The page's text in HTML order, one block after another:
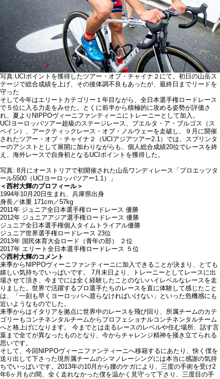
写真:UCIポイントを獲得したツアー・オブ・チャイナ２にて。初日の山岳ス
テージで総合成績を上げ、その後体調不良もあったが、最終日までリードを
守った
そして今年はエリートカテゴリー１年目ながら、全日本選手権ロードレース
で５位に入る力走をみせた。とくに前半から積極的に攻める姿勢が評価さ
れ、夏よりNIPPOヴィーニファンティーニにトレーニーとして加入。
UCIヨーロッパツアー超級のステージレース、ブエルタ・ア・ブルゴス（ス
ペイン）、アークティックレース・オブ・ノルウェーを走破し、９月に開催
されたツアー・オブ・チャイナ２（UCIアジアツアー2.1）では、スプリンタ
ーのアシストとして展開に加わりながらも、個人総合成績20位でレースを終
え、海外レースで自身初となるUCIポイントを獲得した。
写真: 8月にオーストリアで初開催された山岳ワンディレース「プロエッツタ
ール5500（UCIヨーロッパツアー1.1）」
＜西村大輝のプロフィール＞
1994年10月20日生まれ、兵庫県出身
身長／体重 171cm／57kg
2011年 ジュニア全日本選手権ロードレース 優勝
2012年 ジュニアアジア選手権ロードレース 優勝
ジュニア全日本選手権個人タイムトライアル優勝
ジュニア世界選手権ロードレース 23位
2013年 国民体育大会ロード（青年の部） ２位
2017年 エリート全日本選手権ロードレース ５位
◇西村大輝のコメント
来季からNIPPOヴィーニファンティーニに加入できることが決まり、とても
嬉しい気持ちでいっぱいです。 7月末日より、トレーニーとしてレースに出
場させて頂き、今までには全く経験したことのないハイレベルなレースを走
りました。世界で活躍するプロ選手たちのレースを直に体験して感じたこと
は、「一刻も早くヨーロッパへ渡らなければいけない」といった危機感にも
近いようなものでした。
来季からはイタリアを拠点に世界中のレースを飛び回り、所属チームのカテ
ゴリーもコンチネンタルチームからプロフェショナルコンチネンタルチーム
へと格上げになります。 今までとは走るレースのレベルや住む場所、話す言
葉まで全てが異なったものとなり、今からチャレンジ精神を掻き立てられる
思いです。
そして、今回NIPPOヴィーニファンティーニへ移籍するにあたり、快く僕を
送り出して下さった現所属チームのシマノレーシングには本当に感謝の気持
ちでいっぱいです。2013年の10月から腰のケガにより、三度の手術を受け2
年6ヶ月もの間、全く走れなかった僕を温かく見守って下さり、三度目の手